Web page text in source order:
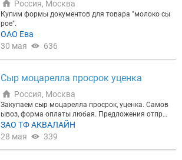
Россия, Москва
Купим формы документов для товара "молоко сы
рое".
ОАО Ева
30 мая
636
Сыр моцарелла просрок уценка
Россия, Москва
Закупаем сыр моцарелла просрок, уценка. Самов
ывоз, форма оплаты любая. Предложения отпра
вляйте на ватсап
ЗАО ТФ АКВАЛАЙН
28 мая
339